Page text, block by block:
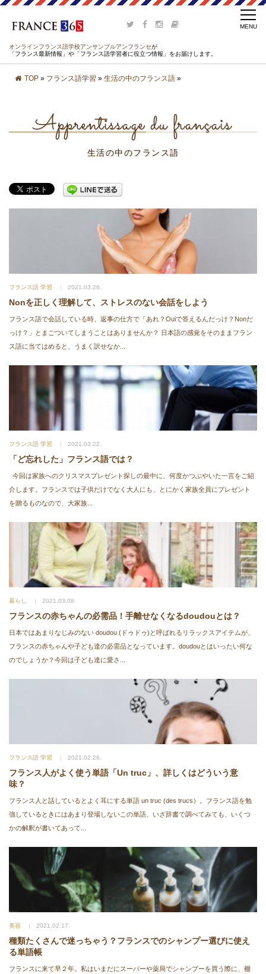
オンラインフランス語学校アンサンブルアンフランセが
「フランス最新情報」や「フランス語学習者に役立つ情報」をお届けします。
TOP » フランス語学習 » 生活の中のフランス語 »
Apprentissage du français
生活の中のフランス語
フランス語 学習 2021.03.26.
Nonを正しく理解して、ストレスのない会話をしよう
フランス語で会話している時、返事の仕方で「あれ？Ouiで答えるんだっけ？Nonだ
っけ？」とまごついてしまうことはありませんか？ 日本語の感覚をそのままフラン
ス語に当てはめると、うまく訳せなか...
フランス語 学習 2021.03.22.
「ど忘れした」フランス語では？
今回は家族へのクリスマスプレゼント探しの最中に、何度かつぶやいた一言をご紹
介します。フランスでは子供だけでなく大人にも、とにかく家族全員にプレゼント
を贈るものなので、大家族...
暮らし 2021.03.08.
フランスの赤ちゃんの必需品！手離せなくなるdoudouとは？
日本ではあまりなじみのない doudou (ドゥドゥ)と呼ばれるリラックスアイテムが、
フランスの赤ちゃんや子ども達の必需品となっています。doudouとはいったい何な
のでしょうか？今回は子ども達に愛さ...
フランス語 学習 2021.02.26.
フランス人がよく使う単語「Un truc」、詳しくはどういう意
味？
フランス人と話しているとよく耳にする単語 un truc (des trucs）。フランス語を勉
強しているときにはあまり登場しないこの単語、いざ辞書で調べてみても、いくつ
かの解釈が書いてあって...
美容 2021.02.17.
種類たくさんで迷っちゃう？フランスでのシャンプー選びに使え
る単語帳
フランスに来て早２年。私はいまだにスーパーや薬局でシャンプーを買う際に、棚